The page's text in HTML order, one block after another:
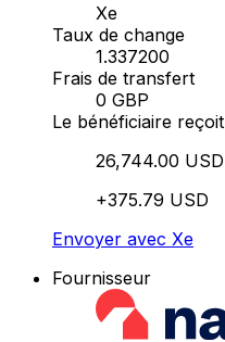
Xe
Taux de change
1.337200
Frais de transfert
0 GBP
Le bénéficiaire reçoit
26,744.00 USD
+375.79 USD
Envoyer avec Xe
Fournisseur